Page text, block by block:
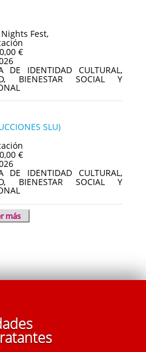
Fest,
€
DE IDENTIDAD CULTURAL,
BIENESTAR SOCIAL Y
SLU)
€
DE IDENTIDAD CULTURAL,
BIENESTAR SOCIAL Y
más